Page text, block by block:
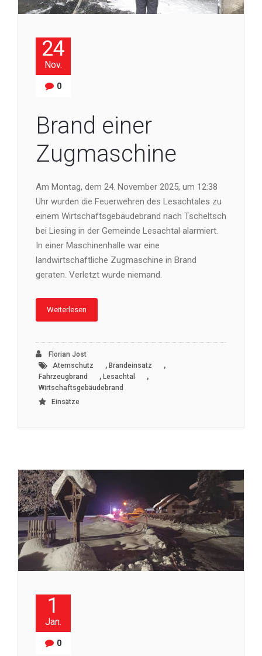
24
Nov.
0
Brand einer
Zugmaschine
Am Montag, dem 24. November 2025, um 12:38
Uhr wurden die Feuerwehren des Lesachtales zu
einem Wirtschaftsgebäudebrand nach Tscheltsch
bei Liesing in der Gemeinde Lesachtal alarmiert.
In einer Maschinenhalle war eine
landwirtschaftliche Zugmaschine in Brand
geraten. Verletzt wurde niemand.
Weiterlesen
Florian Jost
Atemschutz
, Brandeinsatz ,
Fahrzeugbrand , Lesachtal ,
Wirtschaftsgebäudebrand
Einsätze
1
Jan.
0